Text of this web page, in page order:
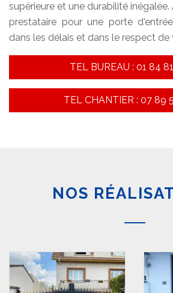
supérieure et une durabilité
prestataire pour une porte
dans les délais et dans le respect
TEL BUREAU : 01 84
TEL CHANTIER : 07 89
NOS